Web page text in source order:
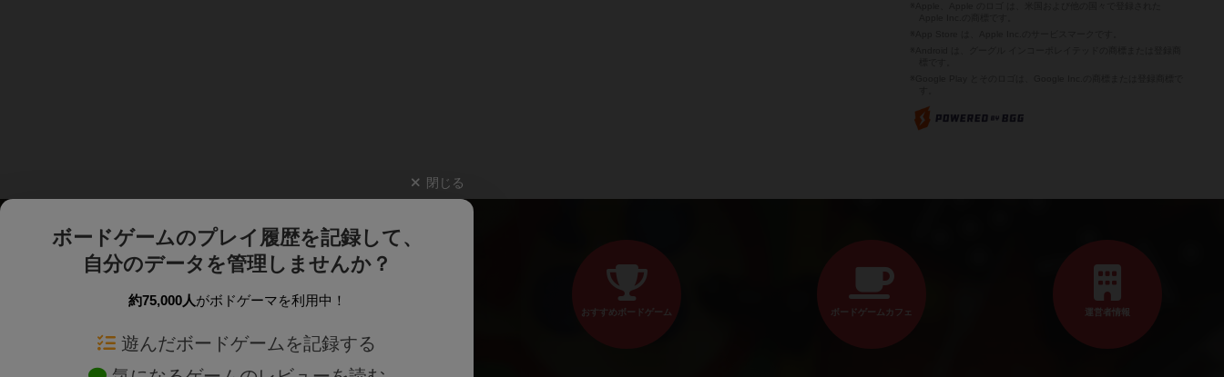
閉じる
ボードゲームのプレイ履歴を記録して、
自分のデータを管理しませんか？
約75,000人がボドゲーマを利用中！
遊んだボードゲームを記録する
おすすめボードゲーム ボードゲームカフェ 運営者情報